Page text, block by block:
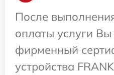
После
оплаты услуги Вы
фирменный
устройства